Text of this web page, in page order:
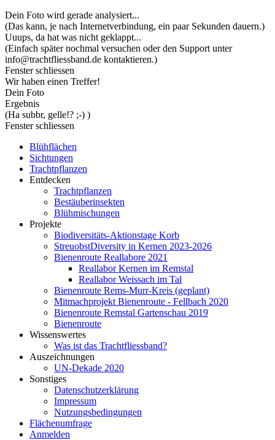
Dein Foto wird gerade analysiert...
(Das kann, je nach Internetverbindung, ein paar Sekunden dauern.)
Uuups, da hat was nicht geklappt...
(Einfach später nochmal versuchen oder den Support unter
info@trachtfliessband.de kontaktieren.)
Fenster schliessen
Wir haben einen Treffer!
Dein Foto
Ergebnis
(Ha subbr, gelle!? ;-) )
Fenster schliessen
Blühflächen
Sichtungen
Trachtpflanzen
Entdecken
Trachtpflanzen
Bestäuberinsekten
Blühmischungen
Projekte
Biodiversitäts-Aktionstage Korb
StreuobstDiversity in Kernen 2023-2026
Bienenroute Reallabore 2021
Reallabor Kernen im Remstal
Reallabor Weissach im Tal
Bienenroute Rems-Murr-Kreis (geplant)
Mitmachprojekt Bienenroute - Fellbach 2020
Bienenroute Remstal Gartenschau 2019
Bienenroute
Wissenswertes
Was ist das Trachtfliessband?
Auszeichnungen
UN-Dekade 2020
Sonstiges
Datenschutzerklärung
Impressum
Nutzungsbedingungen
Flächenumfrage
Anmelden